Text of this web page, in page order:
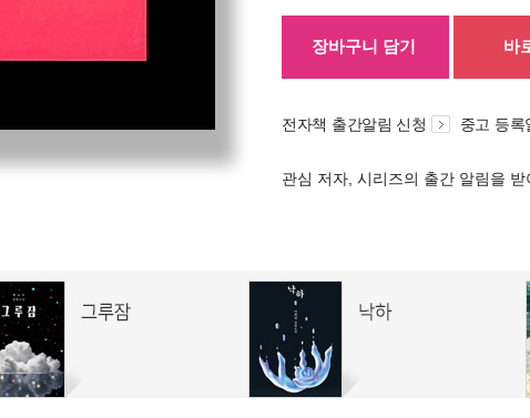
장바구니 담기 바
전자책 출간알림 신청 중고 등록
관심 저자, 시리즈의 출간 알림을 받